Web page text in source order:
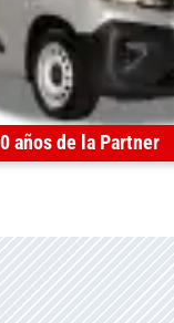
años de la Partner